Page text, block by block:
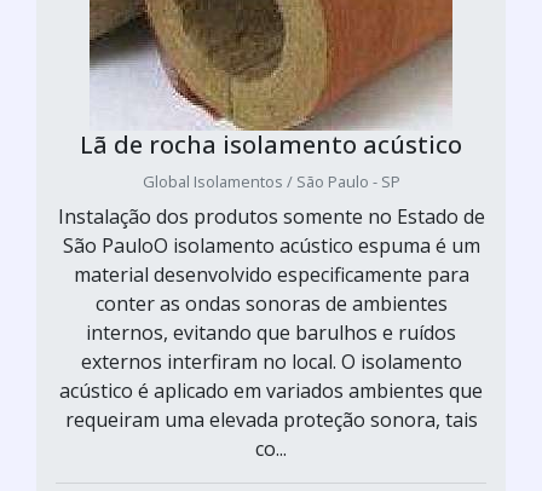
Lã de rocha isolamento acústico
Global Isolamentos / São Paulo - SP
Instalação dos produtos somente no Estado de
São PauloO isolamento acústico espuma é um
material desenvolvido especificamente para
conter as ondas sonoras de ambientes
internos, evitando que barulhos e ruídos
externos interfiram no local. O isolamento
acústico é aplicado em variados ambientes que
requeiram uma elevada proteção sonora, tais
co...